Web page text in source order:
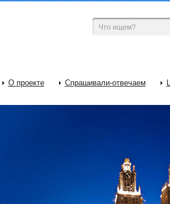
О проекте Спрашивали-отвечаем